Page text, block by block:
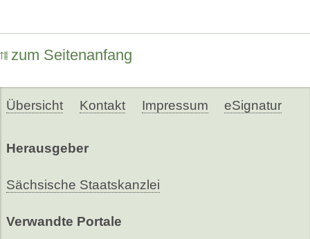
zum Seitenanfang
Übersicht Kontakt Impressum eSignatur
Herausgeber
Sächsische Staatskanzlei
Verwandte Portale